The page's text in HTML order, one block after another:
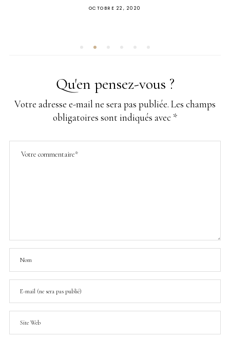
PUBLIÉ
OCTOBRE 22, 2020
Qu'en pensez-vous ?
Votre adresse e-mail ne sera pas publiée. Les champs
obligatoires sont indiqués avec *